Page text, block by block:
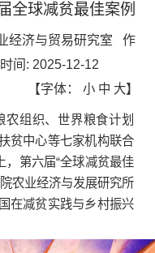
全球减贫最佳案例
经济与贸易研究室
作
间: 2025-12-12
【字体： 小 中 大】
农组织、世界粮食计划
贫中心等七家机构联合
，第六届“全球减贫最佳
农业经济与发展研究所
在减贫实践与乡村振兴